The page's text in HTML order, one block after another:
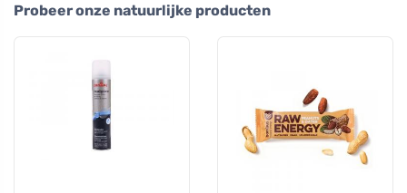
Probeer onze natuurlijke producten